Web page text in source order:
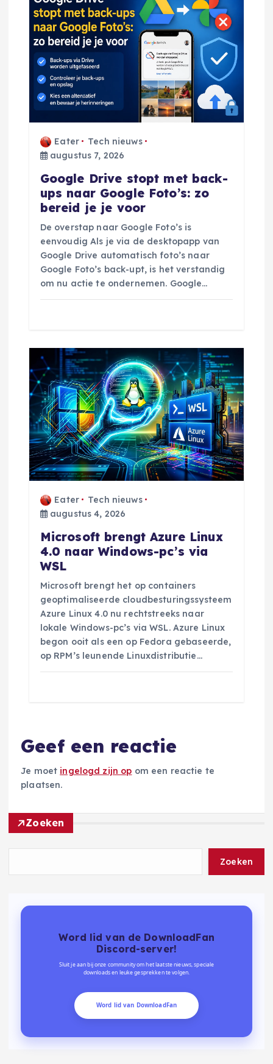
a
v
g
Eater
Tech nieuws
augustus 7, 2026
Google Drive stopt met back-
ups naar Google Foto’s: zo
bereid je je voor
De overstap naar Google Foto’s is
eenvoudig Als je via de desktopapp van
Google Drive automatisch foto’s naar
Google Foto’s back-upt, is het verstandig
om nu actie te ondernemen. Google…
Eater
Tech nieuws
augustus 4, 2026
Microsoft brengt Azure Linux
4.0 naar Windows-pc’s via
WSL
Microsoft brengt het op containers
geoptimaliseerde cloudbesturingssysteem
Azure Linux 4.0 nu rechtstreeks naar
lokale Windows-pc’s via WSL. Azure Linux
begon ooit als een op Fedora gebaseerde,
op RPM’s leunende Linuxdistributie…
Geef een reactie
Je moet ingelogd zijn op om een reactie te
plaatsen.
Zoeken
Zoeken
Word lid van de DownloadFan
Discord-server!
Sluit je aan bij onze community om het laatste nieuws, speciale
downloads en leuke gesprekken te volgen.
Word lid van DownloadFan